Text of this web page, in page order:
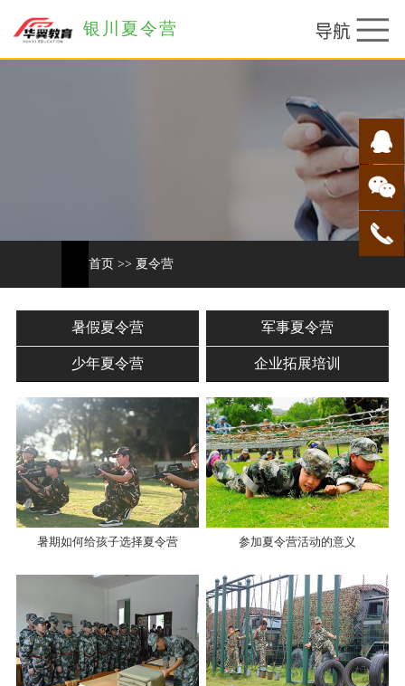
银川夏令营
首页 >> 夏令营
暑假夏令营 军事夏令营
少年夏令营 企业拓展培训
暑期如何给孩子选择夏令营 参加夏令营活动的意义